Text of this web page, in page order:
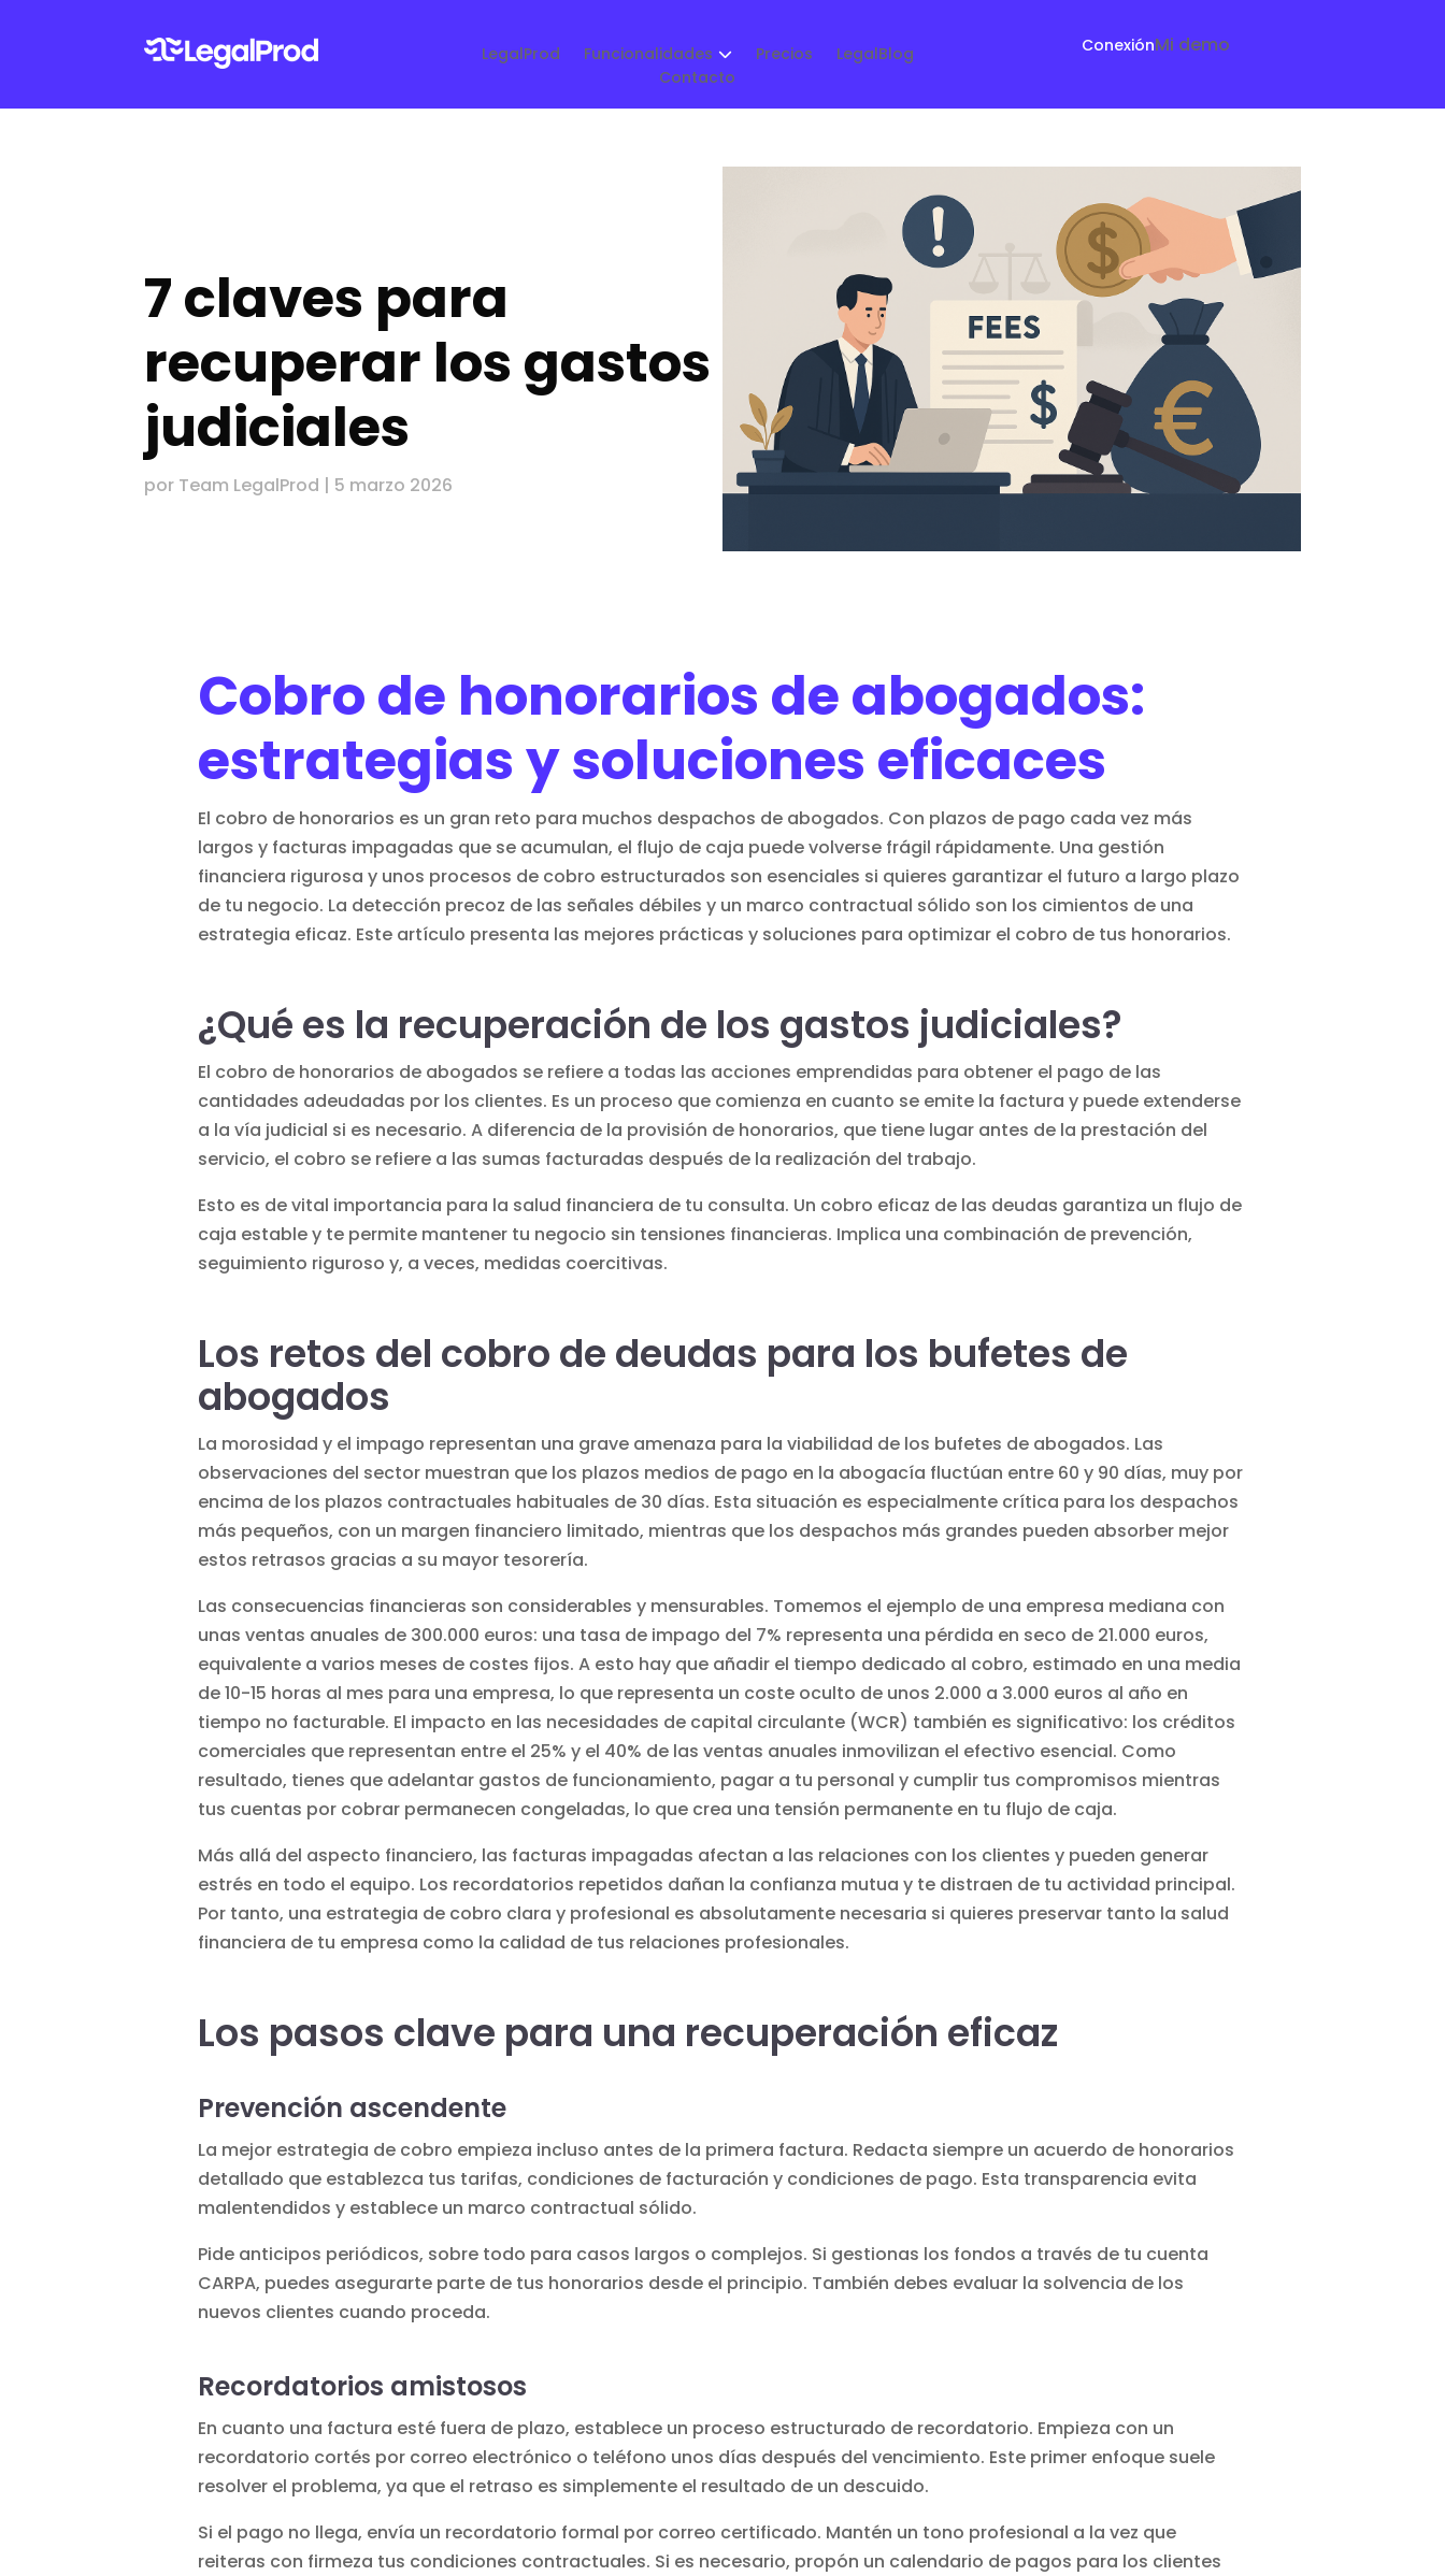
LegalProd Funcionalidades Precios
LegalBlog
Contacto
ConexiónMi demo
7 claves para
recuperar los gastos
judiciales
por Team LegalProd | 5 marzo 2026
Cobro de honorarios de abogados:
estrategias y soluciones eficaces
El cobro de honorarios es un gran reto para muchos despachos de abogados. Con plazos de pago cada vez más
largos y facturas impagadas que se acumulan, el flujo de caja puede volverse frágil rápidamente. Una gestión
financiera rigurosa y unos procesos de cobro estructurados son esenciales si quieres garantizar el futuro a largo plazo
de tu negocio. La detección precoz de las señales débiles y un marco contractual sólido son los cimientos de una
estrategia eficaz. Este artículo presenta las mejores prácticas y soluciones para optimizar el cobro de tus honorarios.
¿Qué es la recuperación de los gastos judiciales?
El cobro de honorarios de abogados se refiere a todas las acciones emprendidas para obtener el pago de las
cantidades adeudadas por los clientes. Es un proceso que comienza en cuanto se emite la factura y puede extenderse
a la vía judicial si es necesario. A diferencia de la provisión de honorarios, que tiene lugar antes de la prestación del
servicio, el cobro se refiere a las sumas facturadas después de la realización del trabajo.
Esto es de vital importancia para la salud financiera de tu consulta. Un cobro eficaz de las deudas garantiza un flujo de
caja estable y te permite mantener tu negocio sin tensiones financieras. Implica una combinación de prevención,
seguimiento riguroso y, a veces, medidas coercitivas.
Los retos del cobro de deudas para los bufetes de
abogados
La morosidad y el impago representan una grave amenaza para la viabilidad de los bufetes de abogados. Las
observaciones del sector muestran que los plazos medios de pago en la abogacía fluctúan entre 60 y 90 días, muy por
encima de los plazos contractuales habituales de 30 días. Esta situación es especialmente crítica para los despachos
más pequeños, con un margen financiero limitado, mientras que los despachos más grandes pueden absorber mejor
estos retrasos gracias a su mayor tesorería.
Las consecuencias financieras son considerables y mensurables. Tomemos el ejemplo de una empresa mediana con
unas ventas anuales de 300.000 euros: una tasa de impago del 7% representa una pérdida en seco de 21.000 euros,
equivalente a varios meses de costes fijos. A esto hay que añadir el tiempo dedicado al cobro, estimado en una media
de 10-15 horas al mes para una empresa, lo que representa un coste oculto de unos 2.000 a 3.000 euros al año en
tiempo no facturable. El impacto en las necesidades de capital circulante (WCR) también es significativo: los créditos
comerciales que representan entre el 25% y el 40% de las ventas anuales inmovilizan el efectivo esencial. Como
resultado, tienes que adelantar gastos de funcionamiento, pagar a tu personal y cumplir tus compromisos mientras
tus cuentas por cobrar permanecen congeladas, lo que crea una tensión permanente en tu flujo de caja.
Más allá del aspecto financiero, las facturas impagadas afectan a las relaciones con los clientes y pueden generar
estrés en todo el equipo. Los recordatorios repetidos dañan la confianza mutua y te distraen de tu actividad principal.
Por tanto, una estrategia de cobro clara y profesional es absolutamente necesaria si quieres preservar tanto la salud
financiera de tu empresa como la calidad de tus relaciones profesionales.
Los pasos clave para una recuperación eficaz
Prevención ascendente
La mejor estrategia de cobro empieza incluso antes de la primera factura. Redacta siempre un acuerdo de honorarios
detallado que establezca tus tarifas, condiciones de facturación y condiciones de pago. Esta transparencia evita
malentendidos y establece un marco contractual sólido.
Pide anticipos periódicos, sobre todo para casos largos o complejos. Si gestionas los fondos a través de tu cuenta
CARPA, puedes asegurarte parte de tus honorarios desde el principio. También debes evaluar la solvencia de los
nuevos clientes cuando proceda.
Recordatorios amistosos
En cuanto una factura esté fuera de plazo, establece un proceso estructurado de recordatorio. Empieza con un
recordatorio cortés por correo electrónico o teléfono unos días después del vencimiento. Este primer enfoque suele
resolver el problema, ya que el retraso es simplemente el resultado de un descuido.
Si el pago no llega, envía un recordatorio formal por correo certificado. Mantén un tono profesional a la vez que
reiteras con firmeza tus condiciones contractuales. Si es necesario, propón un calendario de pagos para los clientes